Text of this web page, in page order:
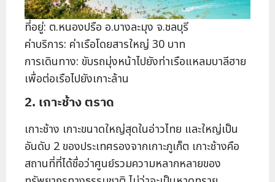
ที่อยู่: ต.หนองปรือ อ.บางละมุง จ.ชลบุรี
ค่าบริการ: ค่าเรือโดยสารใหญ่ 30 บาท
การเดินทาง: ขับรถมุ่งหน้าไปยังท่าเรือแหลมบาลีฮาย
เพื่อต่อเรือไปยังเกาะล้าน
2. เกาะช้าง ตราด
เกาะช้าง เกาะขนาดใหญ่สุดในอ่าวไทย และใหญ่เป็น
อันดับ 2 ของประเทศรองจากเกาะภูเก็ต เกาะช้างคือ
สถานที่ที่ได้ชื่อว่าศูนย์รวมความหลากหลายของ